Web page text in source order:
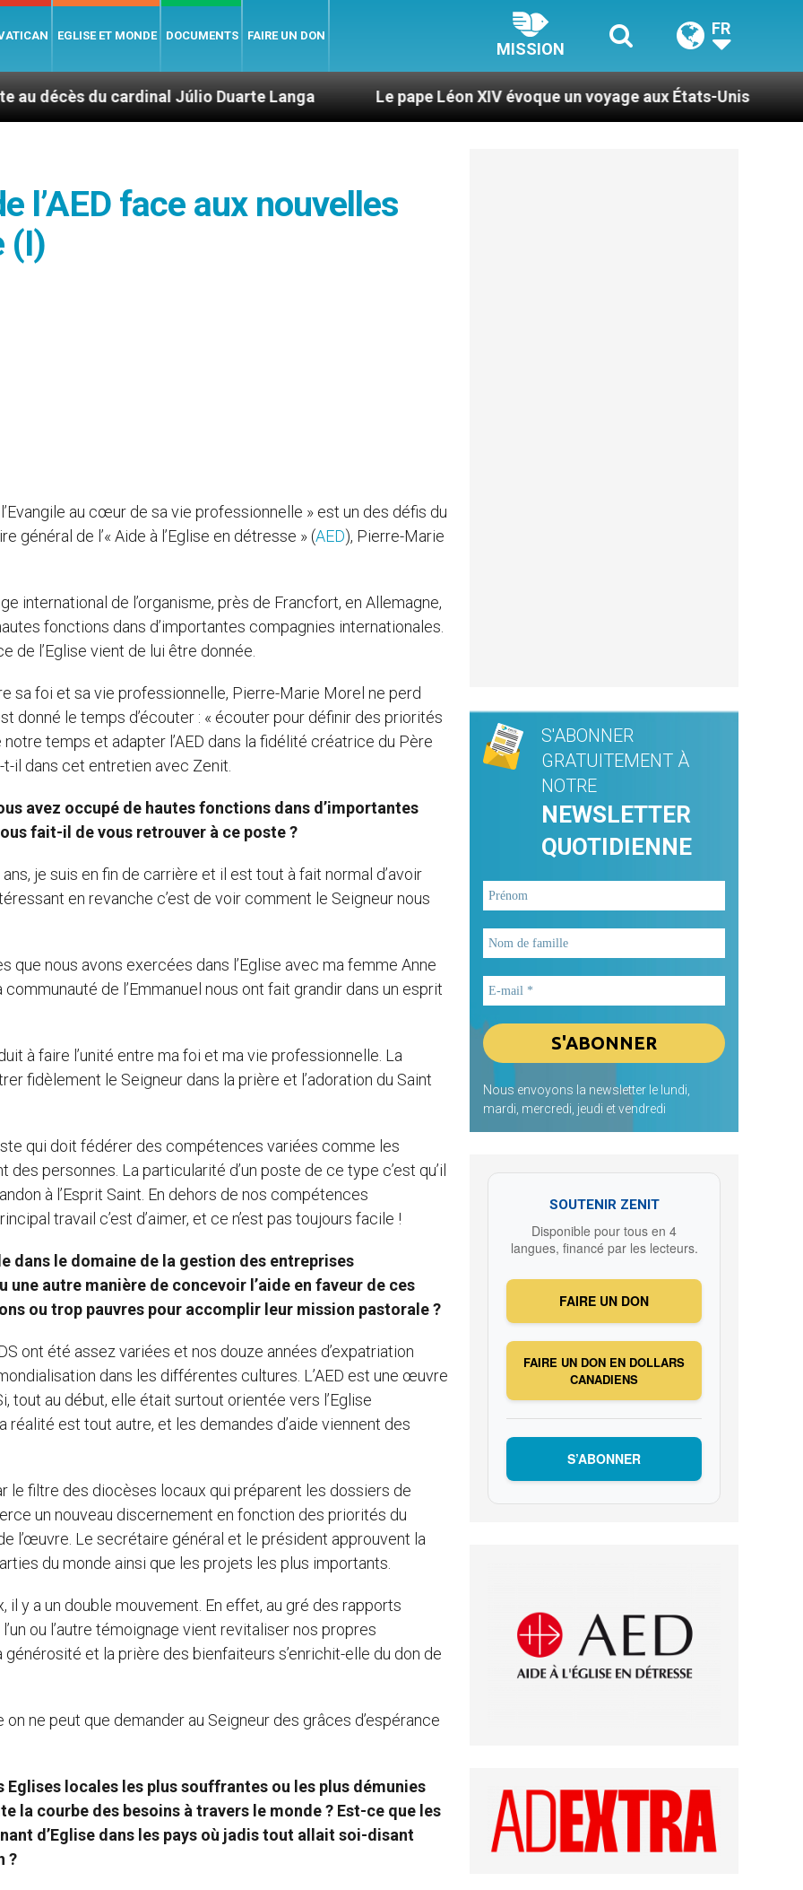
EGLISE ET MONDE DOCUMENTS FAIRE UN DON
MISSION
FR
Júlio Duarte Langa Le pape Léon XIV évoque un voyage aux États-Unis Le pape Léon
l’AED face aux nouvelles
(I)
au cœur de sa vie professionnelle » est un des défis du
général de l’« Aide à l’Eglise en détresse » (AED), Pierre-Marie
international de l’organisme, près de Francfort, en Allemagne,
fonctions dans d’importantes compagnies internationales.
de l’Eglise vient de lui être donnée.
sa foi et sa vie professionnelle, Pierre-Marie Morel ne perd
donné le temps d’écouter : « écouter pour définir des priorités
temps et adapter l’AED dans la fidélité créatrice du Père
il dans cet entretien avec Zenit.
avez occupé de hautes fonctions dans d’importantes
fait-il de vous retrouver à ce poste ?
je suis en fin de carrière et il est tout à fait normal d’avoir
en revanche c’est de voir comment le Seigneur nous
nous avons exercées dans l’Eglise avec ma femme Anne
de l’Emmanuel nous ont fait grandir dans un esprit
à faire l’unité entre ma foi et ma vie professionnelle. La
fidèlement le Seigneur dans la prière et l’adoration du Saint
qui doit fédérer des compétences variées comme les
personnes. La particularité d’un poste de ce type c’est qu’il
à l’Esprit Saint. En dehors de nos compétences
travail c’est d’aimer, et ce n’est pas toujours facile !
dans le domaine de la gestion des entreprises
autre manière de concevoir l’aide en faveur de ces
ou trop pauvres pour accomplir leur mission pastorale ?
ont été assez variées et nos douze années d’expatriation
dans les différentes cultures. L’AED est une œuvre
tout au début, elle était surtout orientée vers l’Eglise
réalité est tout autre, et les demandes d’aide viennent des
le filtre des diocèses locaux qui préparent les dossiers de
un nouveau discernement en fonction des priorités du
l’œuvre. Le secrétaire général et le président approuvent la
du monde ainsi que les projets les plus importants.
y a un double mouvement. En effet, au gré des rapports
ou l’autre témoignage vient revitaliser nos propres
et la prière des bienfaiteurs s’enrichit-elle du don de
ne peut que demander au Seigneur des grâces d’espérance
Eglises locales les plus souffrantes ou les plus démunies
la courbe des besoins à travers le monde ? Est-ce que les
d’Eglise dans les pays où jadis tout allait soi-disant
?
S'ABONNER
GRATUITEMENT À
NOTRE
NEWSLETTER
QUOTIDIENNE
Nous envoyons la newsletter le lundi,
mardi, mercredi, jeudi et vendredi
SOUTENIR ZENIT
Disponible pour tous en 4
langues, financé par les lecteurs.
FAIRE UN DON
FAIRE UN DON EN DOLLARS
CANADIENS
S’ABONNER